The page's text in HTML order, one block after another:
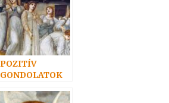
POZITÍV
GONDOLATOK